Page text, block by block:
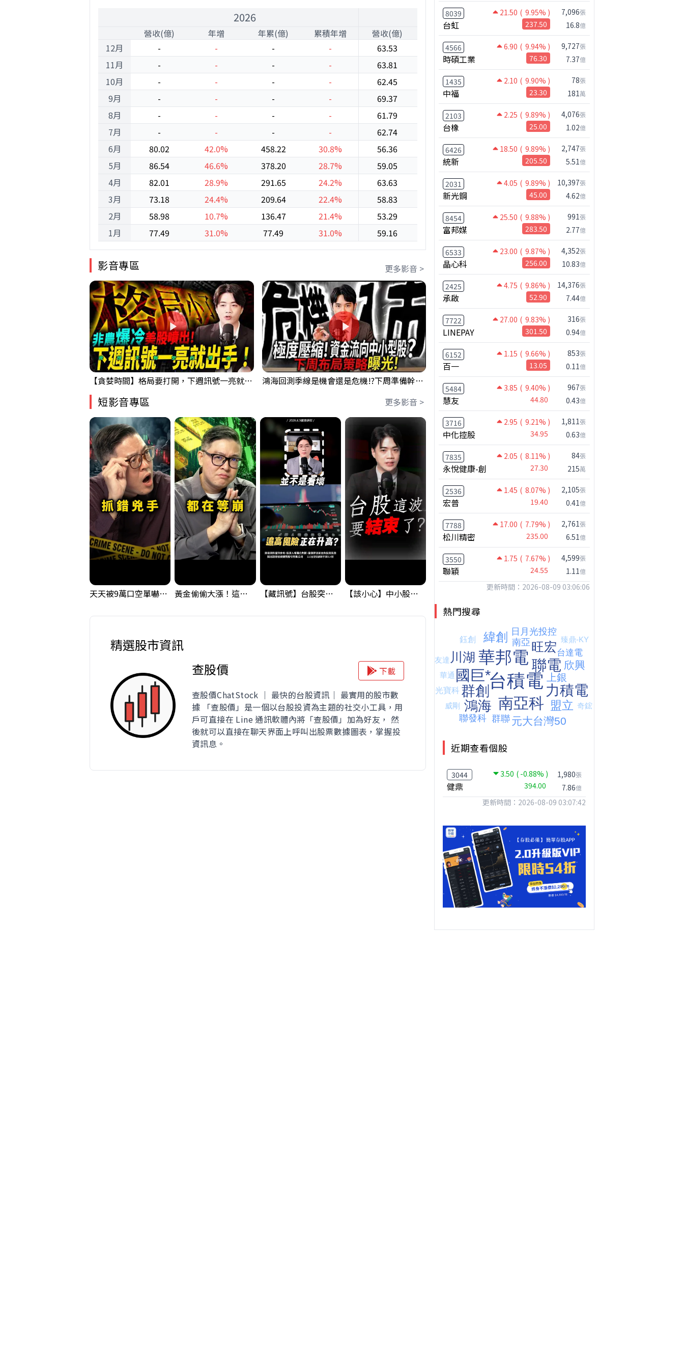
12月
11月
10月
9月
8月
7月
6月
5月
4月
3月
2月
1月
2026
營收(億) 年增 年累(億)
累積年增
-
- -
-
-
- -
-
-
- -
-
-
- -
-
-
- -
-
-
- -
-
80.02
42.0% 458.22
30.8%
86.54
46.6% 378.20
28.7%
82.01
28.9% 291.65
24.2%
73.18
24.4% 209.64
22.4%
58.98
10.7% 136.47
21.4%
77.49
31.0% 77.49 31.0%
2025
營收(億) 年增 年累(億)
累積年增
63.53
12.3% 733.99
11.5%
63.81
10.3%
11.5%
62.45
11.4% 606.66
11.6%
69.37
18.4%
11.6%
61.79
4.0% 474.84
10.7%
62.74
6.8%
11.8%
56.36
7.3% 350.31
12.7%
59.05
15.8%
13.8%
63.63
16.8% 234.90
13.3%
58.83
15.4%
12.1%
53.29
32.6% 112.45
10.4%
59.16
-4.1% -4.1%
影音專區 更多影音 >
【貪婪時間】格局要打開，下週訊號一亮就出手！我不說的話還真一堆人不知道！｜錢進大趨勢 Mr.智霖 陳 2026/08/08 鴻海回測季線是機會還是危機!?下周準備幹大事?｜0807 #3661 #2317 #2317鴻海 【注意!!!】外資暗中狂掃ETF想幹嘛? 非農影響能多大?!｜ Mr.永年 李 / Mr.JIMMY 高志銘 / 理財有夠跩
短影音專區 更多影音 >
天天被9萬口空單嚇，其實你盯錯地方了｜Mr.Jimmy高志銘 #台股 #外資期貨 #融資 黃金偷偷大漲！這才是決定台股生死的「真風向球」！｜Mr.Jimmy高志銘 #黃金 #美元指數 #聯準會 【藏訊號】台股突破季線，週一我提醒了這個關鍵訊號 【該小心】中小股派對結束 ? 關鍵訊號都指向... 台股狂飆1200點，但還有兩關沒過｜Mr.Jimmy高志銘 #台股 #期貨 #加權指數 【我被黑了?】是真的聽不懂嗎...還是... #股票分析 #因果分析
精選股市資訊
查股價
下載
查股價ChatStock ｜ 最快的台股資訊｜ 最實用的股市數
據 「查股價」是一個以台股投資為主題的社交小工具，用
戶可直接在 Line 通訊軟體內將「查股價」加為好友， 然
後就可以直接在聊天界面上呼叫出股票數據圖表，掌握投
資訊息。
8039 21.50 ( 9.95% )
台虹 237.50
7,096張
16.8億
4566 6.90 ( 9.94% )
時碩工業 76.30
9,727張
7.37億
1435 2.10 ( 9.90% )
中福 23.30
78張
181萬
2103 2.25 ( 9.89% )
台橡 25.00
4,076張
1.02億
6426 18.50 ( 9.89% )
統新 205.50
2,747張
5.51億
2031 4.05 ( 9.89% )
新光鋼 45.00
10,397張
4.62億
8454 25.50 ( 9.88% )
富邦媒 283.50
991張
2.77億
6533 23.00 ( 9.87% )
晶心科 256.00
4,352張
10.83億
2425 4.75 ( 9.86% )
承啟 52.90
14,376張
7.44億
7722 27.00 ( 9.83% )
LINEPAY 301.50
316張
0.94億
6152 1.15 ( 9.66% )
百一 13.05
853張
0.11億
5484 3.85 ( 9.40% )
慧友 44.80
967張
0.43億
3716 2.95 ( 9.21% )
中化控股 34.95
1,811張
0.63億
7835 2.05 ( 8.11% )
永悅健康-創 27.30
84張
215萬
2536 1.45 ( 8.07% )
宏普 19.40
2,105張
0.41億
7788 17.00 ( 7.79% )
松川精密 235.00
2,761張
6.51億
3550 1.75 ( 7.67% )
聯穎 24.55
4,599張
1.11億
更新時間：2026-08-09 03:06:06
熱門搜尋
近期查看個股
3044 3.50 ( -0.88% )
健鼎 394.00
1,980張
7.86億
更新時間：2026-08-09 03:07:42